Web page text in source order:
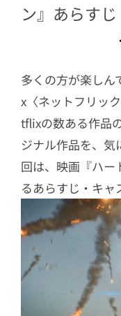
ン』あらす
多くの方が楽し
x〈ネットフリッ
tflixの数ある作品
ジナル作品を、
回は、映画『ハー
るあらすじ・キャ